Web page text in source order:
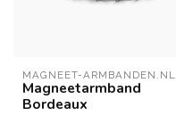
MAGNEET-ARMBANDEN.NL
Magneetarmband
Bordeaux